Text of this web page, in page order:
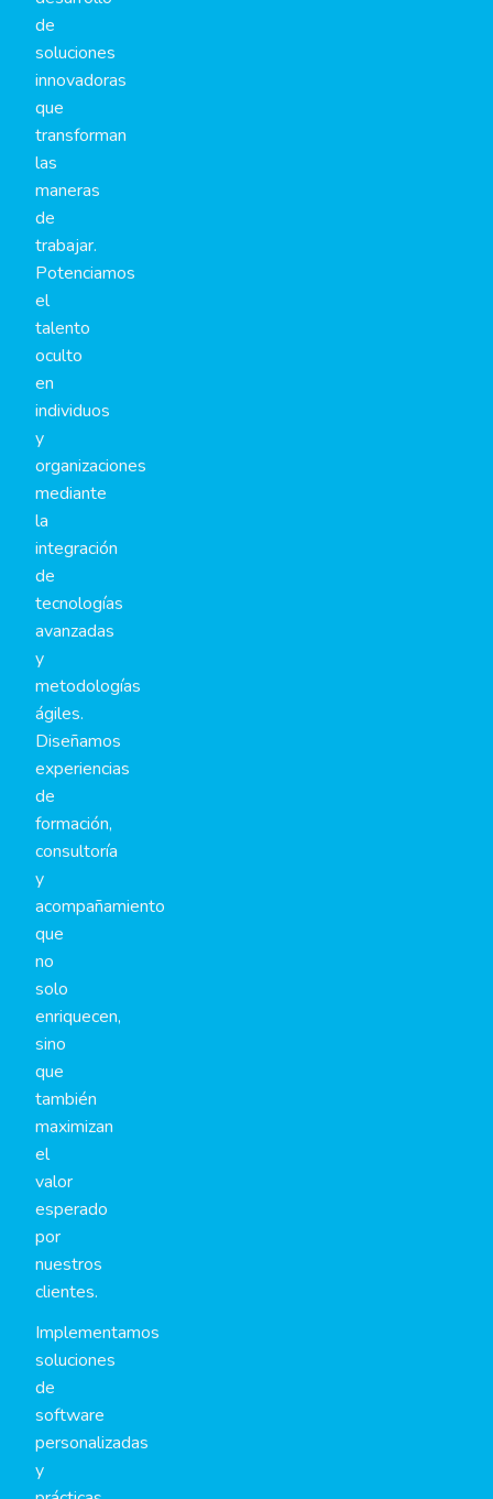
de
soluciones
innovadoras
que
transforman
las
maneras
de
trabajar.
Potenciamos
el
talento
oculto
en
individuos
y
organizaciones
mediante
la
integración
de
tecnologías
avanzadas
y
metodologías
ágiles.
Diseñamos
experiencias
de
formación,
consultoría
y
acompañamiento
que
no
solo
enriquecen,
sino
que
también
maximizan
el
valor
esperado
por
nuestros
clientes.
Implementamos
soluciones
de
software
personalizadas
y